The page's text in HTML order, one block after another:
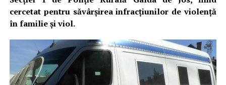
cercetat pentru săvârșirea infracțiunilor de violență
în familie și viol.